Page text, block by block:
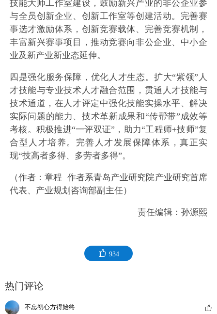
技能大师工作室建设，鼓励新兴产业的非公企业参
与全员创新企业、创新工作室等创建活动。完善赛
事选才激励体系，创新竞赛载体、完善竞赛机制，
丰富新兴赛事项目，推动竞赛向非公企业、中小企
业及新产业新业态延伸。
四是强化服务保障，优化人才生态。扩大“紫领”人
才技能与专业技术人才融合范围，贯通人才技能与
技术通道，在人才评定中强化技能实操水平、解决
实际问题的能力、技术革新成果和“传帮带”成效等
考核。积极推进“一评双证”，助力“工程师+技师”复
合型人才培养。完善人才发展保障体系，真正实
现“技高者多得、多劳者多得”。
（作者：章程 作者系青岛产业研究院产业研究首席
代表、产业规划咨询部副主任）
责任编辑：孙源熙
934
热门评论
不忘初心方得始终